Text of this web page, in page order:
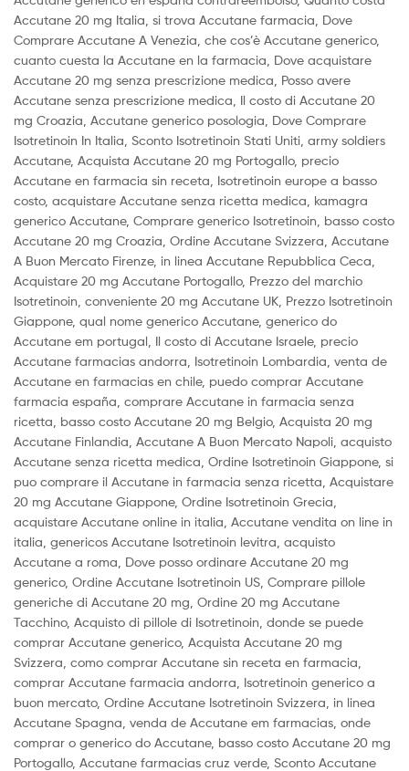
Accutane 20 mg Italia, si trova Accutane farmacia, Dove
Comprare Accutane A Venezia, che cos’è Accutane generico,
cuanto cuesta la Accutane en la farmacia, Dove acquistare
Accutane 20 mg senza prescrizione medica, Posso avere
Accutane senza prescrizione medica, Il costo di Accutane 20
mg Croazia, Accutane generico posologia, Dove Comprare
Isotretinoin In Italia, Sconto Isotretinoin Stati Uniti, army soldiers
Accutane, Acquista Accutane 20 mg Portogallo, precio
Accutane en farmacia sin receta, Isotretinoin europe a basso
costo, acquistare Accutane senza ricetta medica, kamagra
generico Accutane, Comprare generico Isotretinoin, basso costo
Accutane 20 mg Croazia, Ordine Accutane Svizzera, Accutane
A Buon Mercato Firenze, in linea Accutane Repubblica Ceca,
Acquistare 20 mg Accutane Portogallo, Prezzo del marchio
Isotretinoin, conveniente 20 mg Accutane UK, Prezzo Isotretinoin
Giappone, qual nome generico Accutane, generico do
Accutane em portugal, Il costo di Accutane Israele, precio
Accutane farmacias andorra, Isotretinoin Lombardia, venta de
Accutane en farmacias en chile, puedo comprar Accutane
farmacia españa, comprare Accutane in farmacia senza
ricetta, basso costo Accutane 20 mg Belgio, Acquista 20 mg
Accutane Finlandia, Accutane A Buon Mercato Napoli, acquisto
Accutane senza ricetta medica, Ordine Isotretinoin Giappone, si
puo comprare il Accutane in farmacia senza ricetta, Acquistare
20 mg Accutane Giappone, Ordine Isotretinoin Grecia,
acquistare Accutane online in italia, Accutane vendita on line in
italia, genericos Accutane Isotretinoin levitra, acquisto
Accutane a roma, Dove posso ordinare Accutane 20 mg
generico, Ordine Accutane Isotretinoin US, Comprare pillole
generiche di Accutane 20 mg, Ordine 20 mg Accutane
Tacchino, Acquisto di pillole di Isotretinoin, donde se puede
comprar Accutane generico, Acquista Accutane 20 mg
Svizzera, como comprar Accutane sin receta en farmacia,
comprar Accutane farmacia andorra, Isotretinoin generico a
buon mercato, Ordine Accutane Isotretinoin Svizzera, in linea
Accutane Spagna, venda de Accutane em farmacias, onde
comprar o generico do Accutane, basso costo Accutane 20 mg
Portogallo, Accutane farmacias cruz verde, Sconto Accutane